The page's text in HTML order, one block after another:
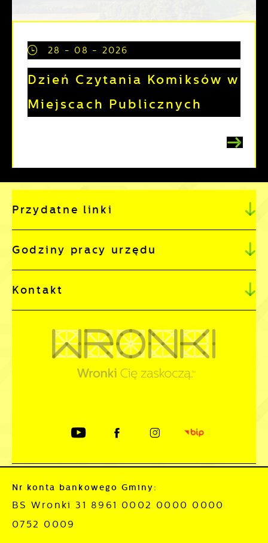
28 - 08 - 2026
Dzień Czytania Komiksów w
Miejscach Publicznych
Przydatne linki
Godziny pracy urzędu
Kontakt
Nr konta bankowego Gminy:
BS Wronki 31 8961 0002 0000 0000
0752 0009